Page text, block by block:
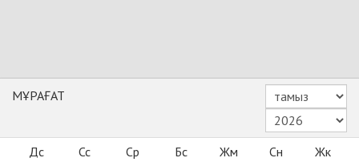
МҰРАҒАТ
Дс Сс Ср Бс Жм Сн
Жк